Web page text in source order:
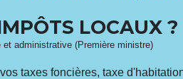
LOCAUX ?
administrative (Première ministre)
taxes foncières, taxe